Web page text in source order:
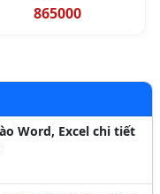
865000
Word, Excel chi tiết